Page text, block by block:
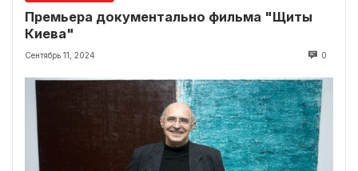
Премьера документально фильма "Щиты
Киева"
Сентябрь 11, 2024 0